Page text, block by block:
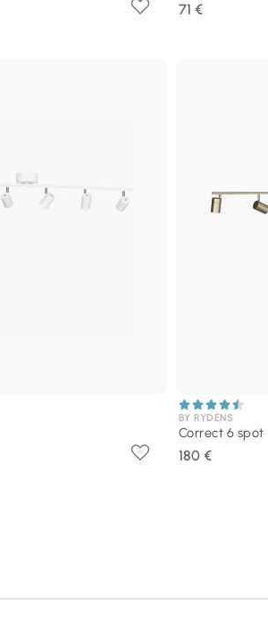
71 €
BY RYDÉNS
Correct 6 spot
180 €